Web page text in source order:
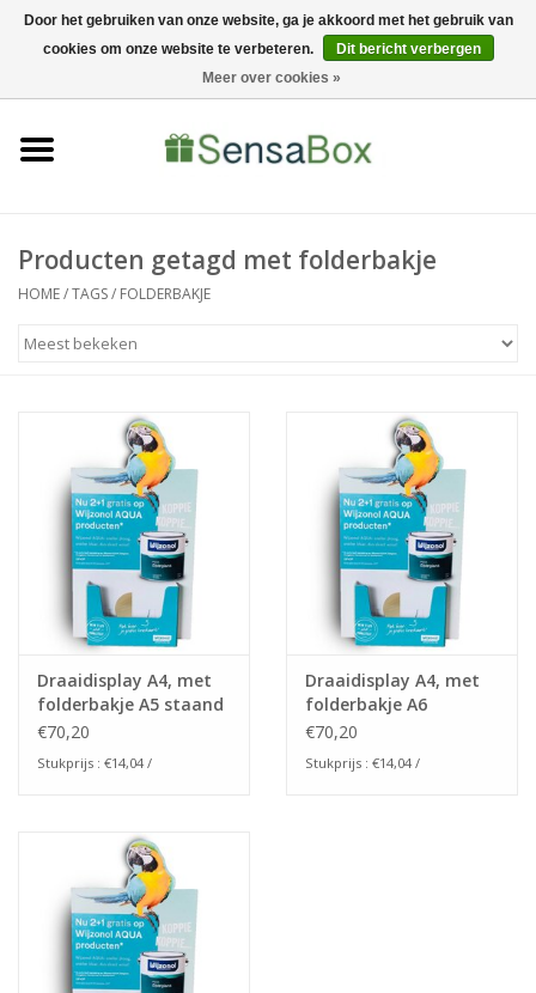
06-22022900 0 Artikelen - €0,00
Bewerkingen
Producten getagd met folderbakje
HOME/TAGS/ FOLDERBAKJE
Draaidisplay A4, met
folderbakje A5 staand
€70,20
Stukprijs : €14,04 /
Draaidisplay A4, met
folderbakje A6
€70,20
Stukprijs : €14,04 /
Door het gebruiken van onze website, ga je akkoord met het gebruik van
cookies om onze website te verbeteren.
Dit bericht verbergen
Meer over cookies »